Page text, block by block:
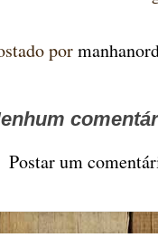
por
Postar um